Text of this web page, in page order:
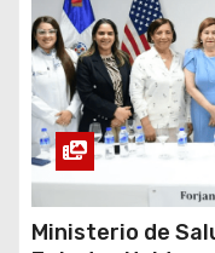
Ministerio de